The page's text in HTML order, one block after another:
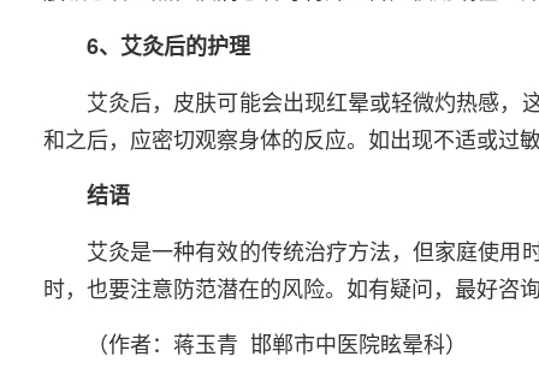
6、艾灸后的护理
艾灸后，皮肤可能会出现红晕或轻微灼热感，
和之后，应密切观察身体的反应。如出现不适或过
结语
艾灸是一种有效的传统治疗方法，但家庭使用
时，也要注意防范潜在的风险。如有疑问，最好咨
（作者：蒋玉青 邯郸市中医院眩晕科）